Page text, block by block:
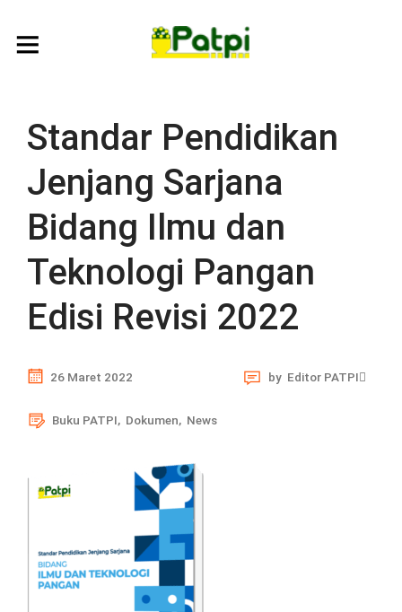
Standar Pendidikan
Jenjang Sarjana
Bidang Ilmu dan
Teknologi Pangan
Edisi Revisi 2022
26 Maret 2022 by Editor PATPI
Buku PATPI, Dokumen, News